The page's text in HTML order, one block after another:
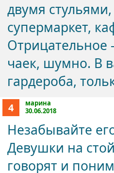
двумя
супермаркет,
Отрицательное
чаек, шумно. В
гардероба,
4
марина
30.06.2018
Незабывайте
Девушки на
говорят и